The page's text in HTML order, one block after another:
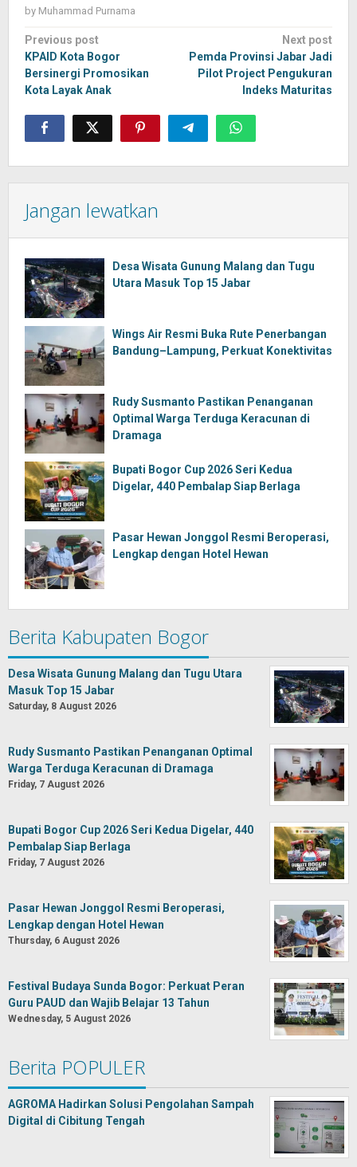
by Muhammad Purnama
Post
navigation
Previous post
KPAID Kota Bogor
Bersinergi Promosikan
Kota Layak Anak
Next post
Pemda Provinsi Jabar Jadi
Pilot Project Pengukuran
Indeks Maturitas
Jangan lewatkan
Desa Wisata Gunung Malang dan Tugu
Utara Masuk Top 15 Jabar
Wings Air Resmi Buka Rute Penerbangan
Bandung–Lampung, Perkuat Konektivitas
Rudy Susmanto Pastikan Penanganan
Optimal Warga Terduga Keracunan di
Dramaga
Bupati Bogor Cup 2026 Seri Kedua
Digelar, 440 Pembalap Siap Berlaga
Pasar Hewan Jonggol Resmi Beroperasi,
Lengkap dengan Hotel Hewan
Berita Kabupaten Bogor
Desa Wisata Gunung Malang dan Tugu Utara
Masuk Top 15 Jabar
Saturday, 8 August 2026
Rudy Susmanto Pastikan Penanganan Optimal
Warga Terduga Keracunan di Dramaga
Friday, 7 August 2026
Bupati Bogor Cup 2026 Seri Kedua Digelar, 440
Pembalap Siap Berlaga
Friday, 7 August 2026
Pasar Hewan Jonggol Resmi Beroperasi,
Lengkap dengan Hotel Hewan
Thursday, 6 August 2026
Festival Budaya Sunda Bogor: Perkuat Peran
Guru PAUD dan Wajib Belajar 13 Tahun
Wednesday, 5 August 2026
Berita POPULER
AGROMA Hadirkan Solusi Pengolahan Sampah
Digital di Cibitung Tengah